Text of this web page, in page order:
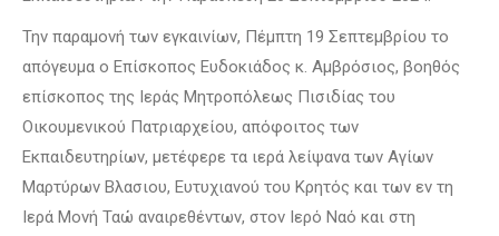
Την παραμονή των εγκαινίων, Πέμπτη 19 Σεπτεμβρίου το
απόγευμα ο Επίσκοπος Ευδοκιάδος κ. Αμβρόσιος, βοηθός
επίσκοπος της Ιεράς Μητροπόλεως Πισιδίας του
Οικουμενικού Πατριαρχείου, απόφοιτος των
Εκπαιδευτηρίων, μετέφερε τα ιερά λείψανα των Αγίων
Μαρτύρων Βλασιου, Ευτυχιανού του Κρητός και των εν τη
Ιερά Μονή Ταώ αναιρεθέντων, στον Ιερό Ναό και στη